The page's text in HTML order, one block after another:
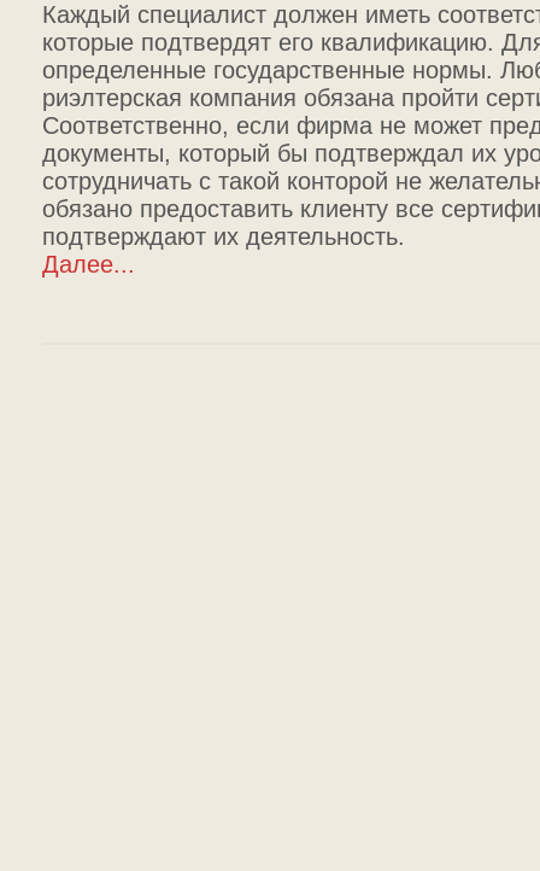
Каждый специалист должен иметь
которые подтвердят его квалификацию.
определенные государственные нормы.
риэлтерская компания обязана пройти
Соответственно, если фирма не может
документы, который бы подтверждал их
сотрудничать с такой конторой не
обязано предоставить клиенту все
подтверждают их деятельность.
Далее...